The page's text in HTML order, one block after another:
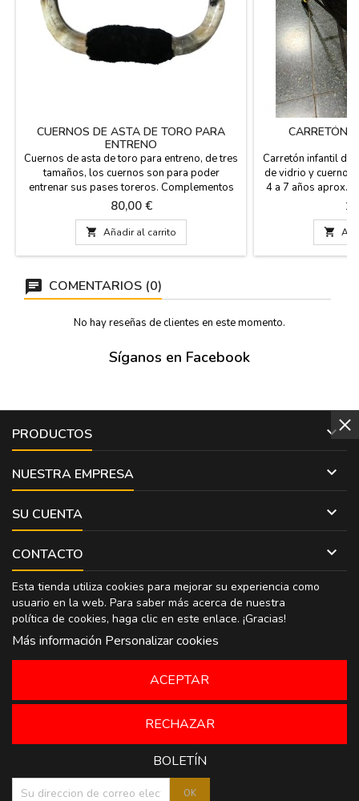
CUERNOS DE ASTA DE TORO PARA
ENTRENO
Cuernos de asta de toro para entreno, de tres
tamaños, los cuernos son para poder
entrenar sus pases toreros. Complementos
para los mas taurinos. Medidas: Pequeño: 55
cm de largo x 50 cm de punta a punta del
cuerno; Peso aproximado 700 gramos.
Mediano: 60 cm de largo x 57 cm de punta
a punta del cuerno; peso aproximado 900
Precio
80,00 €
 Añadir al carrito
CARRETÓN
Carretón infantil de
de vidrio y cuernos
4 a 7 años aprox.
cm de alto x 80
de guias.
pedido,
COMENTARIOS (0)
No hay reseñas de clientes en este momento.
Síganos en Facebook
PRODUCTOS 
NUESTRA EMPRESA 
SU CUENTA 
CONTACTO 
Esta tienda utiliza cookies para mejorar su experiencia como
usuario en la web. Para saber más acerca de nuestra
política de cookies, haga clic en este enlace. ¡Gracias!
Más información Personalizar cookies
RECHAZAR
ACEPTAR
BOLETÍN